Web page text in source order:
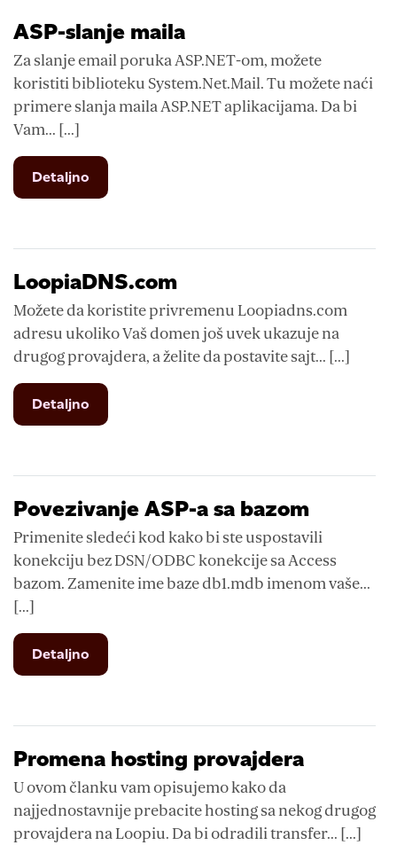
ASP-slanje maila
Za slanje email poruka ASP.NET-om, možete
koristiti biblioteku System.Net.Mail. Tu možete naći
primere slanja maila ASP.NET aplikacijama. Da bi
Vam... [...]
Detaljno
ASP-
LoopiaDNS.com
Možete da koristite privremenu Loopiadns.com
adresu ukoliko Vaš domen još uvek ukazuje na
drugog provajdera, a želite da postavite sajt... [...]
Detaljno
LoopiaDNS.com
Povezivanje ASP-a sa bazom
Primenite sledeći kod kako bi ste uspostavili
konekciju bez DSN/ODBC konekcije sa Access
bazom. Zamenite ime baze db1.mdb imenom vaše...
[...]
Detaljno
Povezivanje
sa
Promena hosting provajdera
U ovom članku vam opisujemo kako da
najjednostavnije prebacite hosting sa nekog drugog
provajdera na Loopiu. Da bi odradili transfer... [...]